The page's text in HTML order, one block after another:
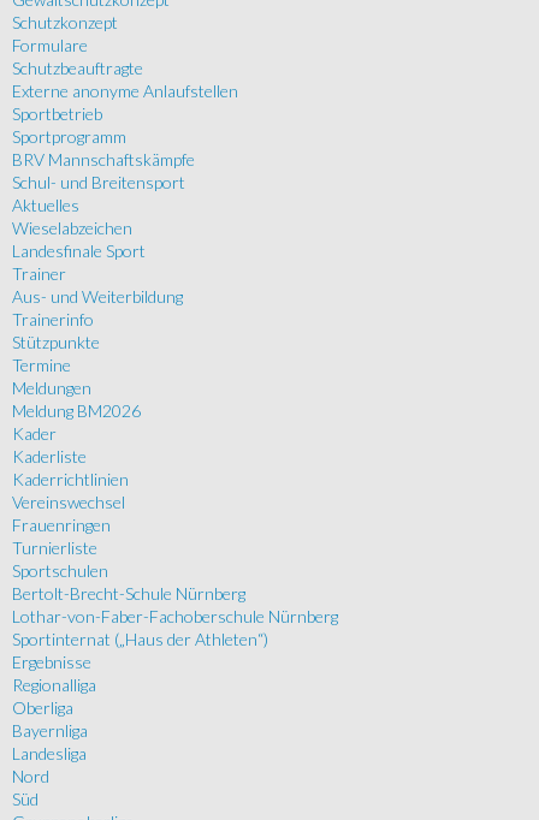
Schutzkonzept
Formulare
Schutzbeauftragte
Externe anonyme Anlaufstellen
Sportbetrieb
Sportprogramm
BRV Mannschaftskämpfe
Schul- und Breitensport
Aktuelles
Wieselabzeichen
Landesfinale Sport
Trainer
Aus- und Weiterbildung
Trainerinfo
Stützpunkte
Termine
Meldungen
Meldung BM2026
Kader
Kaderliste
Kaderrichtlinien
Vereinswechsel
Frauenringen
Turnierliste
Sportschulen
Bertolt-Brecht-Schule Nürnberg
Lothar-von-Faber-Fachoberschule Nürnberg
Sportinternat („Haus der Athleten“)
Ergebnisse
Regionalliga
Oberliga
Bayernliga
Landesliga
Nord
Süd